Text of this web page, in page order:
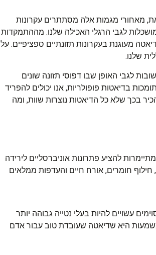
מאחורי מגמות אלה מסתתרים עקרונות
לגבי הרגלי האכילה שלנו. מההתמקדות
מעוגנת בעקרונות תזונתיים ספציפיים. על
שלנו.
לגבי האופן שבו דפוסי תזונה שונים
בדיאטות פופולריות, אנו יכולים להפריד
בכך שלא כל הדיאטות נוצרות שוות, ומה
להציע פתרונות אוניברסליים לירידה
חילוף חומרים, אורח חיים והעדפות ממלאים
עשויים להיות בעלי נטייה גבוהה יותר
היא שדיאטה שעובדת טוב עבור אדם